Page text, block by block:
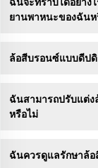
ยานพาหนะของฉันห
ล้อสีบรอนซ์แบบดีป
ฉันสามารถปรับแต่
หรือไม่
ฉันควรดูแลรักษาล้